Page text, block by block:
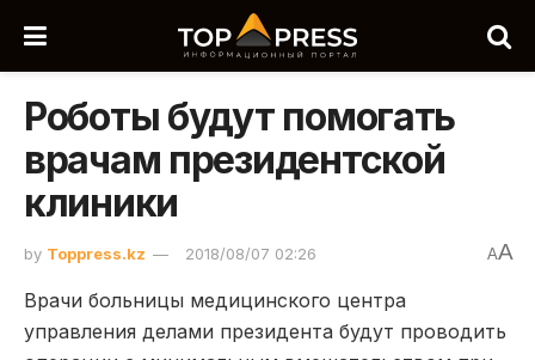
Роботы будут помогать
врачам президентской
клиники
by Toppress.kz 2018/08/07 02:26 AA
Врачи больницы медицинского центра
управления делами президента будут проводить